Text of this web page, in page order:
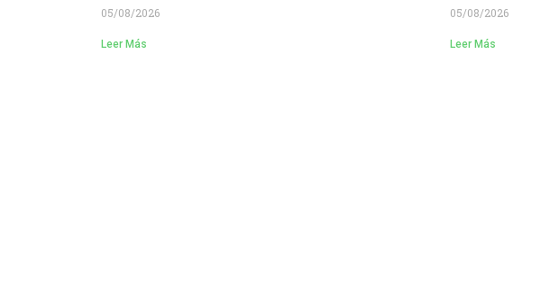
05/08/2026
Leer Más
05/08/2026
Leer Más